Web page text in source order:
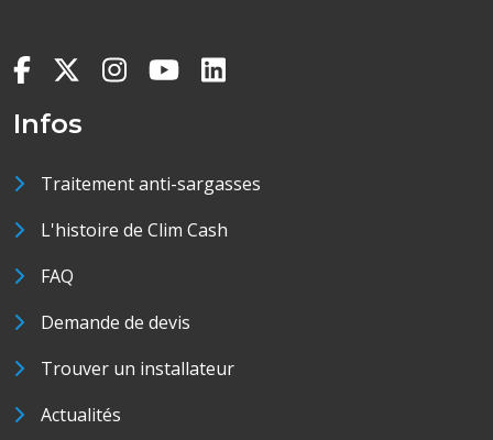
Infos
Traitement anti-sargasses
L'histoire de Clim Cash
FAQ
Demande de devis
Trouver un installateur
Actualités